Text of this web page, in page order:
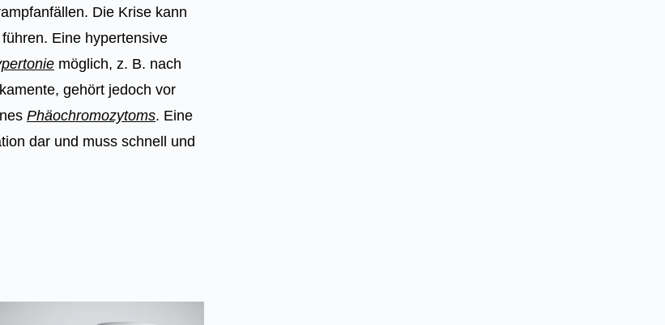
Die Krise kann
Eine hypertensive
möglich, z. B. nach
gehört jedoch vor
Phäochromozytoms. Eine
dar und muss schnell und